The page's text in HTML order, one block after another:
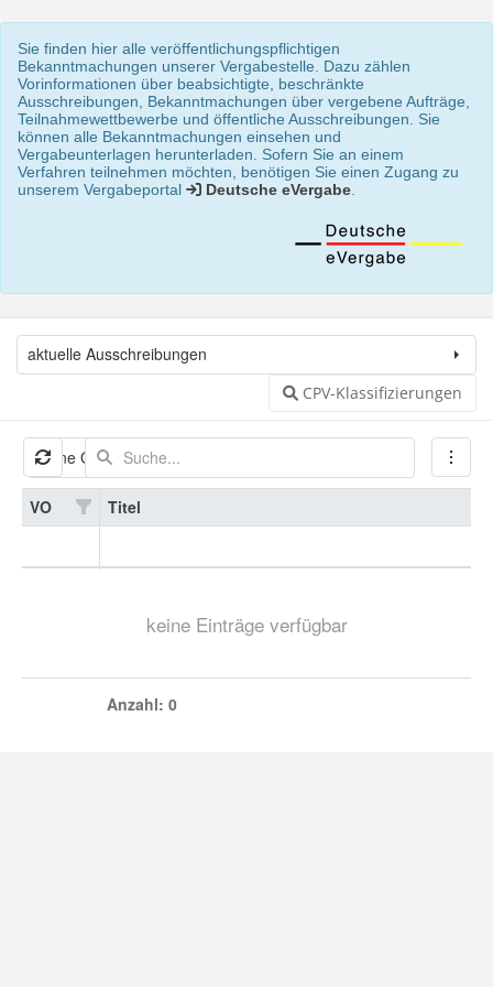
Sie finden hier alle veröffentlichungspflichtigen
Bekanntmachungen unserer Vergabestelle. Dazu zählen
Vorinformationen über beabsichtigte, beschränkte
Ausschreibungen, Bekanntmachungen über vergebene Aufträge,
Teilnahmewettbewerbe und öffentliche Ausschreibungen. Sie
können alle Bekanntmachungen einsehen und
Vergabeunterlagen herunterladen. Sofern Sie an einem
Verfahren teilnehmen möchten, benötigen Sie einen Zugang zu
unserem Vergabeportal
Deutsche eVergabe
aktuelle Ausschreibungen
CPV-Klassifizierungen
VO Titel
keine Einträge verfügbar
Anzahl: 0